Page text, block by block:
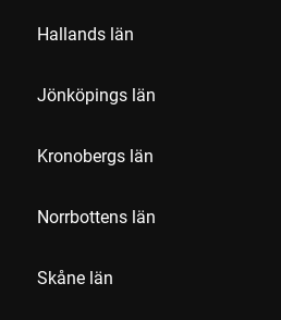
Hallands län
Jönköpings län
Kronobergs län
Norrbottens län
Skåne län